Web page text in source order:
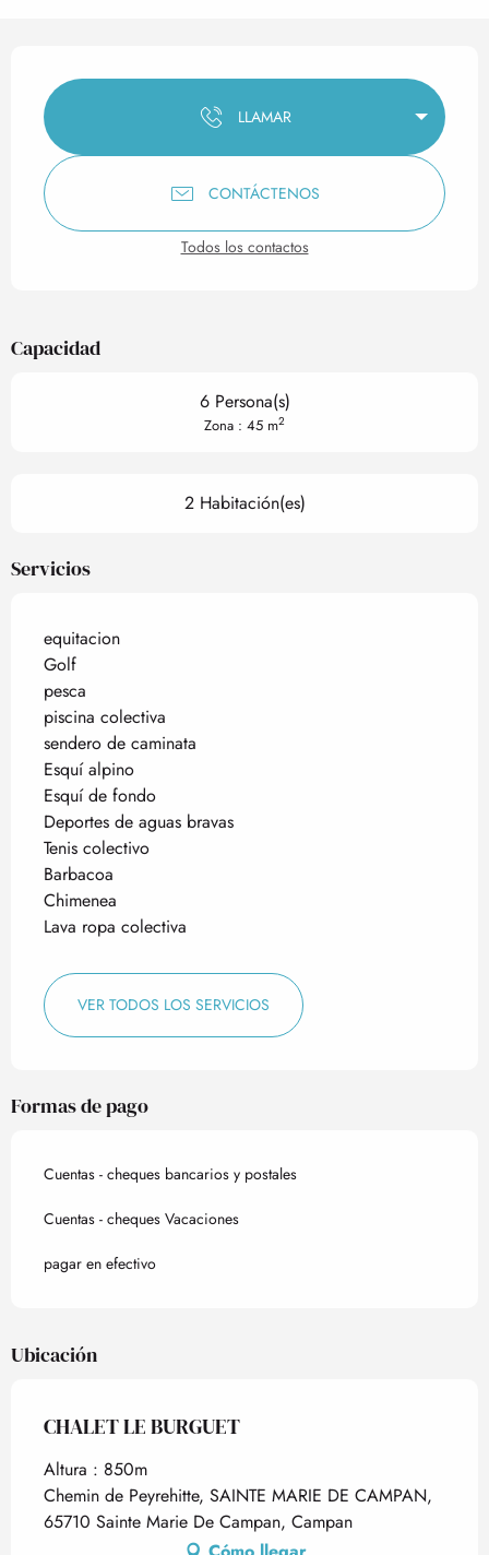
Horarios y datos de
LLAMAR
CONTÁCTENOS
Todos los contactos
Capacidad
6 Persona(s)
Zona : 45 m2
2 Habitación(es)
Servicios
equitacion
Golf
pesca
piscina colectiva
sendero de caminata
Esquí alpino
Esquí de fondo
Deportes de aguas bravas
Tenis colectivo
Barbacoa
Chimenea
Lava ropa colectiva
VER TODOS LOS SERVICIOS
Formas de pago
Cuentas - cheques bancarios y postales
Cuentas - cheques Vacaciones
pagar en efectivo
Ubicación
CHALET LE BURGUET
Altura : 850m
Chemin de Peyrehitte, SAINTE MARIE DE CAMPAN,
65710 Sainte Marie De Campan, Campan